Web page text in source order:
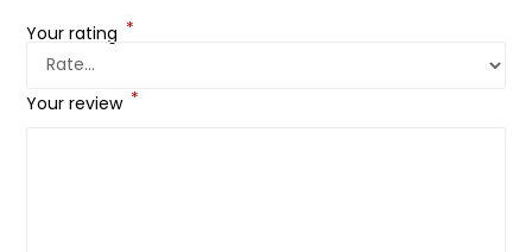
Your rating *
Your review *